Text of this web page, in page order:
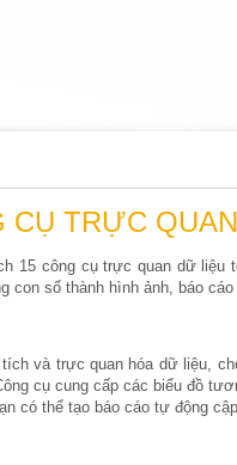
CỤ TRỰC
15 công cụ trực quan dữ liệu
con số thành hình ảnh, báo
tích và trực quan hóa dữ liệu,
cụ cung cấp các biểu đồ
có thể tạo báo cáo tự động